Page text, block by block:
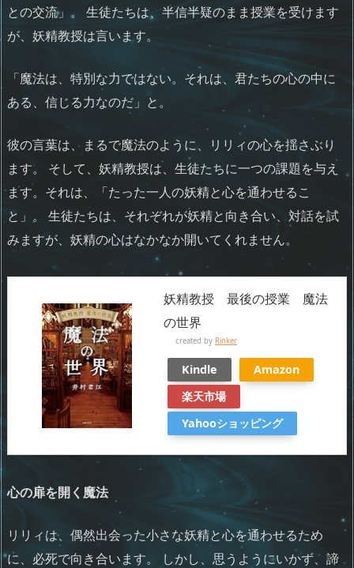
との交流」。 生徒たちは、半信半疑のまま授業を受けます
が、妖精教授は言います。
「魔法は、特別な力ではない。それは、君たちの心の中に
ある、信じる力なのだ」と。
彼の言葉は、まるで魔法のように、リリィの心を揺さぶり
ます。 そして、妖精教授は、生徒たちに一つの課題を与え
ます。それは、「たった一人の妖精と心を通わせるこ
と」。 生徒たちは、それぞれが妖精と向き合い、対話を試
みますが、妖精の心はなかなか開いてくれません。
妖精教授 最後の授業 魔法
の世界
created by Rinker
Kindle
Amazon
楽天市場
Yahooショッピング
心の扉を開く魔法
リリィは、偶然出会った小さな妖精と心を通わせるため
に、必死で向き合います。 しかし、思うようにいかず、諦